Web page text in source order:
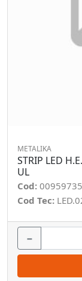
METALIKA
STRIP LED
UL
Cod: 00959735
Cod Tec:
−